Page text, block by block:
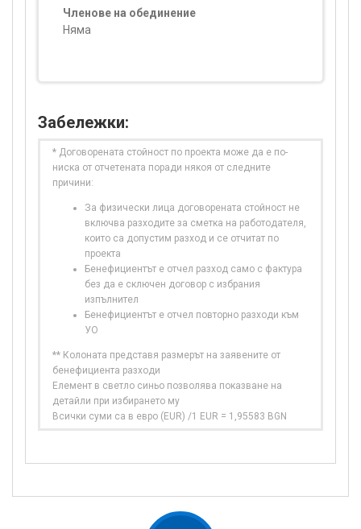
Членове на обединение
Няма
Забележки:
* Договорената стойност по проекта може да е по-
ниска от отчетената поради някоя от следните
причини:
За физически лица договорената стойност не
включва разходите за сметка на работодателя,
които са допустим разход и се отчитат по
проекта
Бенефициентът е отчел разход само с фактура
без да е сключен договор с избрания
изпълнител
Бенефициентът е отчел повторно разходи към
УО
** Колоната представя размерът на заявените от
бенефициента разходи
Елемент в светло синьо позволява показване на
детайли при избирането му
Всички суми са в евро (EUR) /1 EUR = 1,95583 BGN